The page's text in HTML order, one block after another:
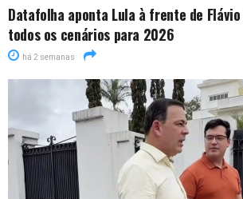
Datafolha aponta Lula à frente de
todos os cenários para 2026
há 2 semanas